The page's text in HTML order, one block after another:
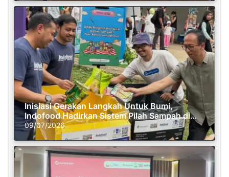
Inisiasi Gerakan Langkah Untuk Bumi,
Indofood Hadirkan Sistem Pilah Sampah di
Semasa Piknik
09/07/2026